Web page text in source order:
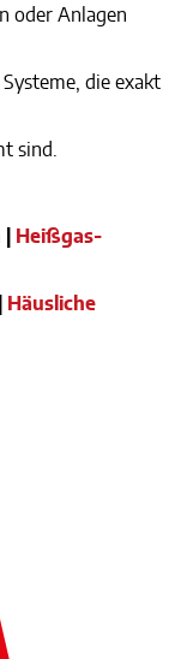
oder Anlagen
die exakt
sind.
| Heißgas-
| Häusliche